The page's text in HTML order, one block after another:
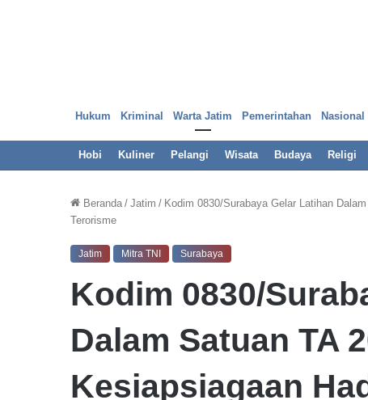
Hukum Kriminal Warta Jatim Pemerintahan Nasional
Hobi Kuliner Pelangi Wisata Budaya Religi
Beranda / Jatim / Kodim 0830/Surabaya Gelar Latihan
Terorisme
Jatim Mitra TNI Surabaya
Kodim 0830/
Dalam Satuan TA
Kesiapsiagaan